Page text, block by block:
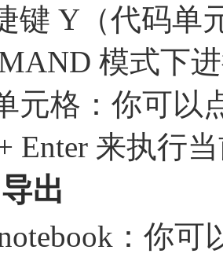
键 Y（代码单
模式下
元格：你可以
Enter 来执行
出
：你